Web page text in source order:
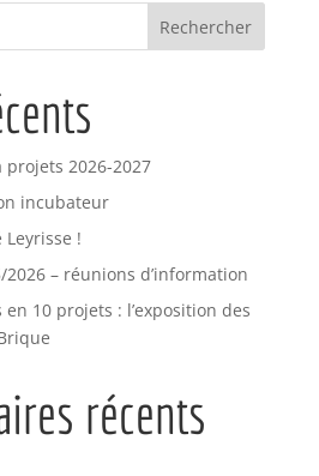
2026-2027
incubateur
!
– réunions d’information
10 projets : l’exposition des
récents